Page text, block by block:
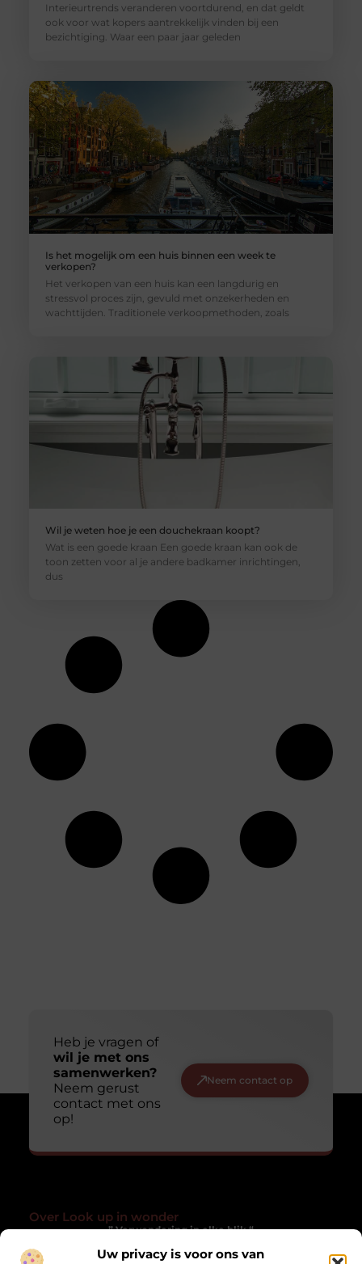
Uw privacy is voor ons van
Interieurtrends veranderen voortdurend, en dat geldt
ook voor wat kopers aantrekkelijk vinden bij een
bezichtiging. Waar een paar jaar geleden
Is het mogelijk om een huis binnen een week te
verkopen?
Het verkopen van een huis kan een langdurig en
stressvol proces zijn, gevuld met onzekerheden en
wachttijden. Traditionele verkoopmethoden, zoals
Wil je weten hoe je een douchekraan koopt?
Wat is een goede kraan Een goede kraan kan ook de
toon zetten voor al je andere badkamer inrichtingen,
dus
Heb je vragen of
wil je met ons
samenwerken?
Neem gerust
contact met ons
op!
Neem contact op
Over Look up in wonder
” Verwondering in elke blik “
Lookupinwonder.nl laat je anders kijken naar het gewone. Een